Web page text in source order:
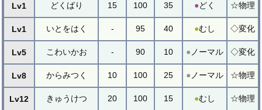
Lv1 どくばり 15 100 35 ●どく ☆物理
Lv1 いとをはく - 95 40 ●むし ◇変化
Lv5 こわいかお - 90 10 ● ノーマル ◇変化
Lv8 からみつく 10 100 25 ● ノーマル ☆物理
Lv12 きゅうけつ 20 100 15 ●むし ☆物理